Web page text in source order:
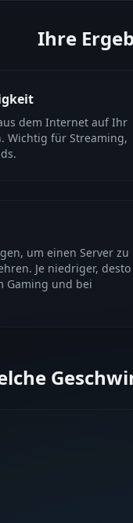
Ihre
dem Internet auf Ihr
Wichtig für Streaming,
um einen Server zu
Je niedriger, desto
Gaming und bei